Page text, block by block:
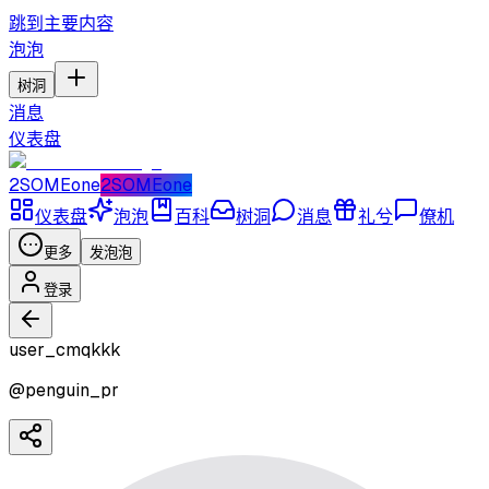
跳到主要内容
泡泡
树洞
消息
仪表盘
2SOMEone2SOMEone
仪表盘
泡泡 百科 树洞 消息 礼兮 僚机
更多 发泡泡
登录
user_cmqkkk
@penguin_pr